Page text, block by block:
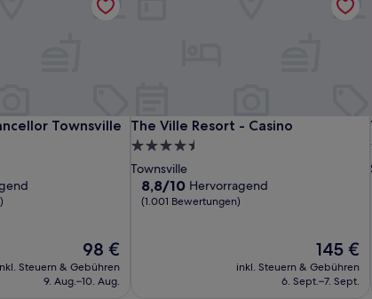
Townsville
Townsville
Der
Preis
beträgt
98 €
Steuern & Gebühren
9. Aug.–10. Aug.
The Ville Resort - Casino
The Ville Resort - Casino
4.5-
Sterne-
Unterkunft
Townsville
8.8
von
8,8/10 Hervorragend
(1.001 Bewertungen)
Der
Preis
beträgt
145 €
inkl. Steuern & Gebühren
6. Sept.–7. Sept.